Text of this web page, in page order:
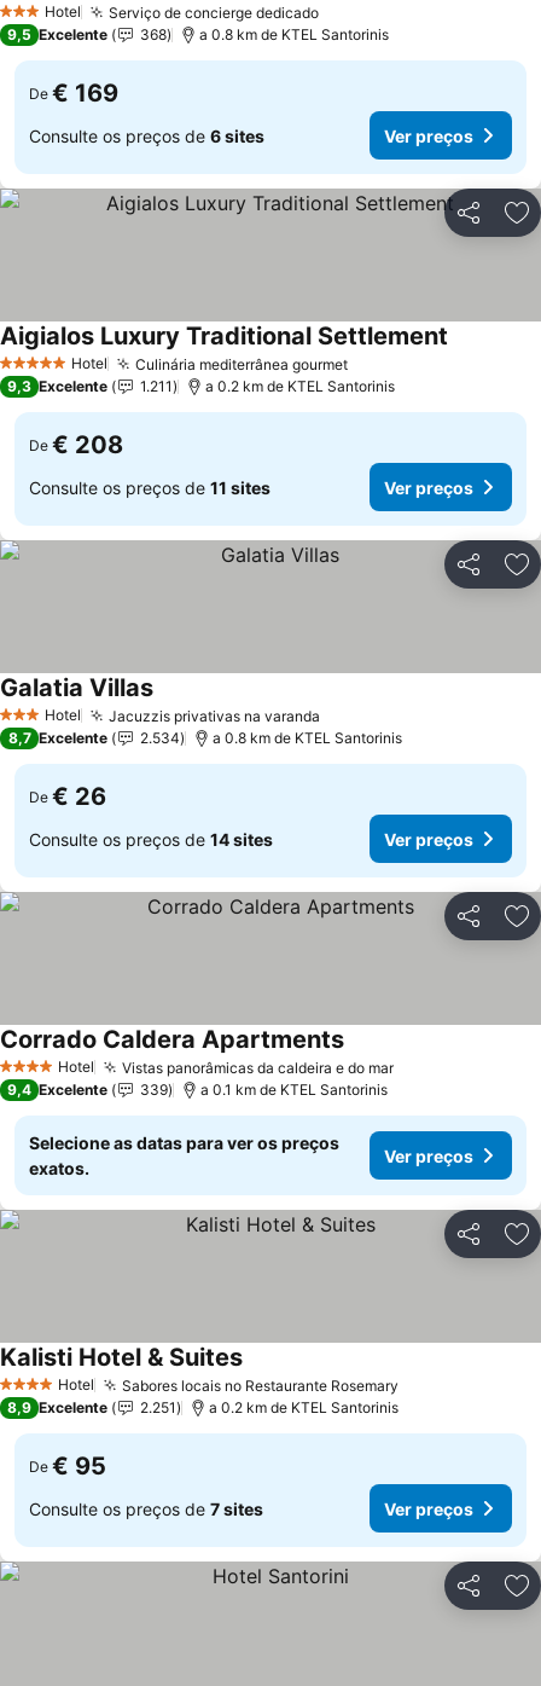
3 EstrelasHotel Serviço de concierge dedicado
9,5 Excelente 368 a 0.8 km de KTEL Santorinis
De € 169
Consulte os preços de 6 sites Ver preços
Partilhar
5 Estrelas Hotel Culinária mediterrânea gourmet
Aigialos Luxury Traditional Settlement
9,3 Excelente 1.211 a 0.2 km de KTEL Santorinis
De € 208
Consulte os preços de 11 sites Ver preços
Partilhar
3 EstrelasHotel Jacuzzis privativas na varanda
Galatia Villas
8,7 Excelente 2.534 a 0.8 km de KTEL Santorinis
De € 26
Consulte os preços de 14 sites Ver preços
Partilhar
4 EstrelasHotel Vistas panorâmicas da caldeira e do mar
Corrado Caldera Apartments
9,4 Excelente 339 a 0.1 km de KTEL Santorinis
Selecione as datas para ver os preços
exatos.
Ver preços
Partilhar
4 EstrelasHotel Sabores locais no Restaurante Rosemary
Kalisti Hotel & Suites
8,9 Excelente 2.251 a 0.2 km de KTEL Santorinis
De € 95
Consulte os preços de 7 sites Ver preços
Partilhar